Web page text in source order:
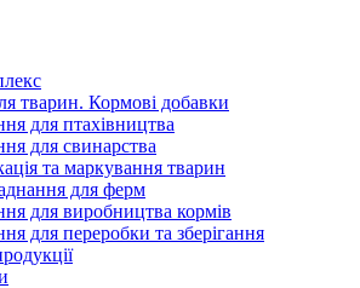
тварин. Кормові добавки
для птахівництва
для свинарства
та маркування тварин
для ферм
для виробництва кормів
для переробки та зберігання